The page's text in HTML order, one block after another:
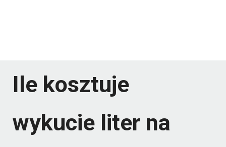
Ile kosztuje
wykucie liter na